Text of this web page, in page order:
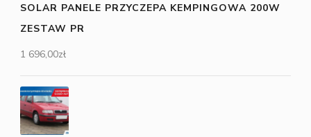
SOLAR PANELE PRZYCZEPA KEMPINGOWA 200W
ZESTAW PR
1 696,00zł